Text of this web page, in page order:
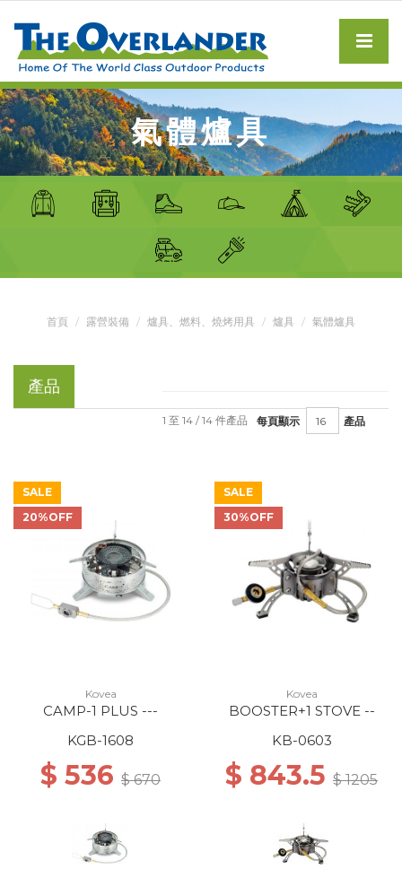
氣體爐具
首頁 露營裝備 爐具、燃料、燒烤用具 爐具 氣體爐具
產品
每頁顯示 產品
1 至 14 / 14 件產品
SALE
20%OFF
Kovea
CAMP-1 PLUS ---
KGB-1608
$ 536 $ 670
SALE
30%OFF
Kovea
BOOSTER+1 STOVE --
KB-0603
$ 843.5 $ 1205